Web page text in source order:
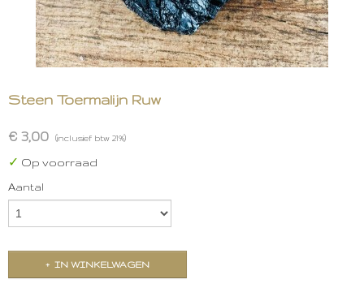
Steen Toermalijn Ruw
€ 3,00 (inclusief btw 21%)
✓ Op voorraad
Aantal
IN WINKELWAGEN